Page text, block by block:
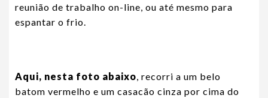
reunião de trabalho on-line, ou até mesmo para
espantar o frio.
Aqui, nesta foto abaixo, recorri a um belo
batom vermelho e um casacão cinza por cima do